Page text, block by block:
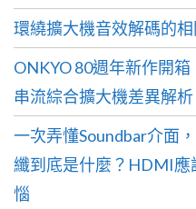
環繞擴大機音效解碼的
ONKYO 80週年新作開箱
串流綜合擴大機差異解析
一次弄懂Soundbar介面
纖到底是什麼？HDMI應
惱